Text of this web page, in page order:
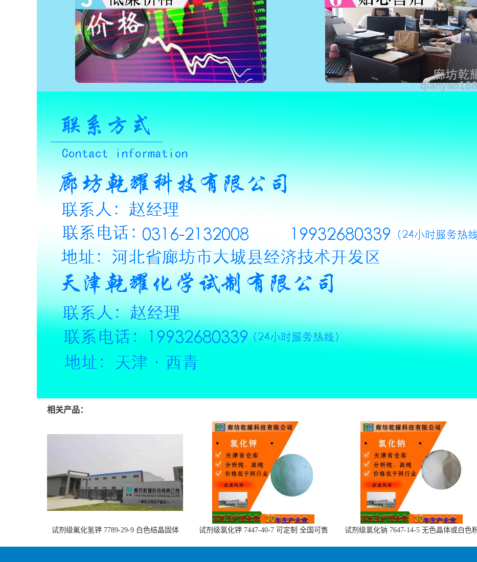
相关产品：
试剂级氟化氢钾 7789-29-9 白色结晶固体
试剂级氯化钾 7447-40-7 可定制 全国可售
试剂级氯化钠 7647-14-5 无色晶体或白色